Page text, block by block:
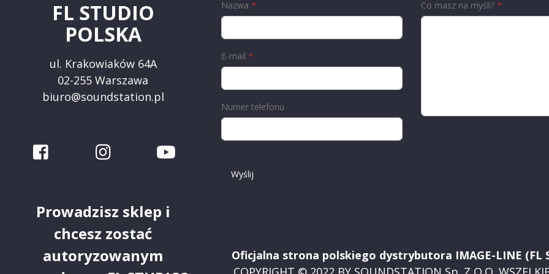
FL STUDIO
POLSKA
ul. Krakowiaków 64A
02-255 Warszawa
biuro@soundstation.pl
Prowadzisz sklep i
chcesz zostać
autoryzowanym
Nazwa
E-mail
Numer telefonu
Co masz na myśli?
Wyślij
Oficjalna strona polskiego dystrybutora IMAGE-LINE (FL